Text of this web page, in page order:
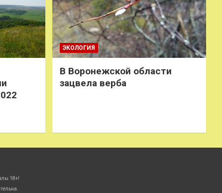
ЭКОЛОГИЯ
В Воронежской области
зацвела верба
18+!